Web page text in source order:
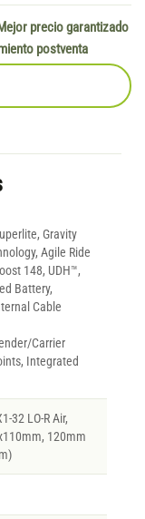
precio garantizado
postventa
Gravity
Agile Ride
148, UDH™,
Battery,
Cable
Carrier
Integrated
32 LO-R Air,
120mm